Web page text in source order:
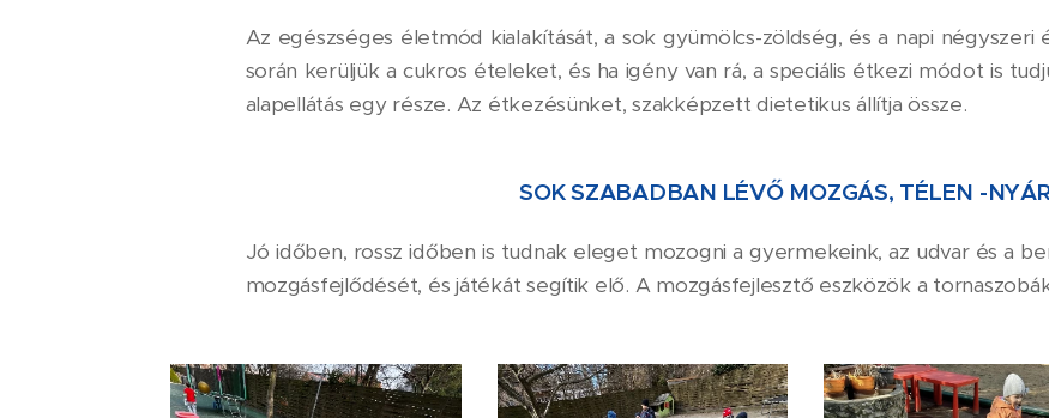
Az egészséges életmód kialakítását, a sok gyümölcs-zöldség, és a napi négyszeri
során kerüljük a cukros ételeket, és ha igény van rá, a speciális étkezi módot is
alapellátás egy része. Az étkezésünket, szakképzett dietetikus állítja össze.
SOK SZABADBAN LÉVŐ MOZGÁS, TÉLEN -
Jó időben, rossz időben is tudnak eleget mozogni a gyermekeink, az udvar és a
mozgásfejlődését, és játékát segítik elő. A mozgásfejlesztő eszközök a